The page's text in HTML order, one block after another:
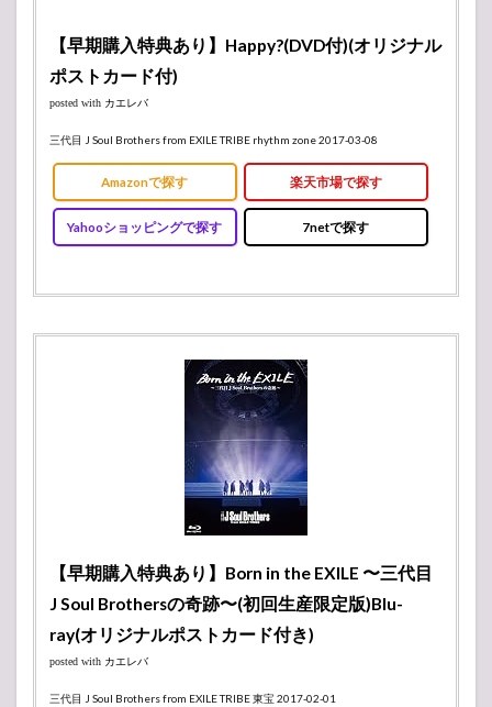
【早期購入特典あり】Happy?(DVD付)(オリジナル
ポストカード付)
posted with カエレバ
三代目 J Soul Brothers from EXILE TRIBE rhythm zone 2017-03-08
Amazonで探す 楽天市場で探す
Yahooショッピングで探す 7netで探す
【早期購入特典あり】Born in the EXILE 〜三代目
J Soul Brothersの奇跡〜(初回生産限定版)Blu-
ray(オリジナルポストカード付き)
posted with カエレバ
三代目 J Soul Brothers from EXILE TRIBE 東宝 2017-02-01